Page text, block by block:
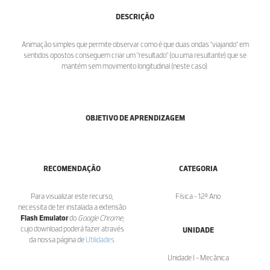
DESCRIÇÃO
Animação simples que permite observar como é que duas ondas "viajando" em
sentidos opostos conseguem criar um "resultado" (ou uma resultante) que se
mantém sem movimento longitudinal (neste caso).
OBJETIVO DE APRENDIZAGEM
RECOMENDAÇÃO
Para visualizar este recurso,
necessita de ter instalada a extensão
Flash Emulatordo Google Chrome,
cujo download poderá fazer através
da nossa página de Utilidades
CATEGORIA
Física - 12º Ano
UNIDADE
Unidade I - Mecânica